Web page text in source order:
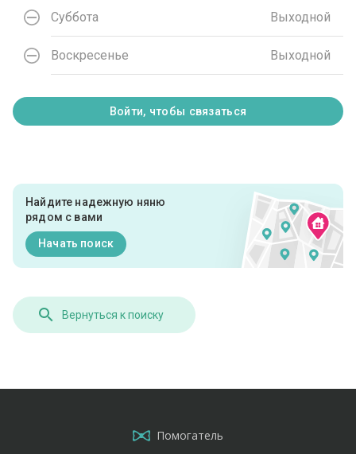
Суббота Выходной
Воскресенье Выходной
Войти, чтобы связаться
Найдите надежную няню
рядом с вами
Начать поиск
Вернуться к поиску
Помогатель